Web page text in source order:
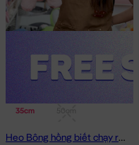
35cm
Heo Bông hồng biết chạy running